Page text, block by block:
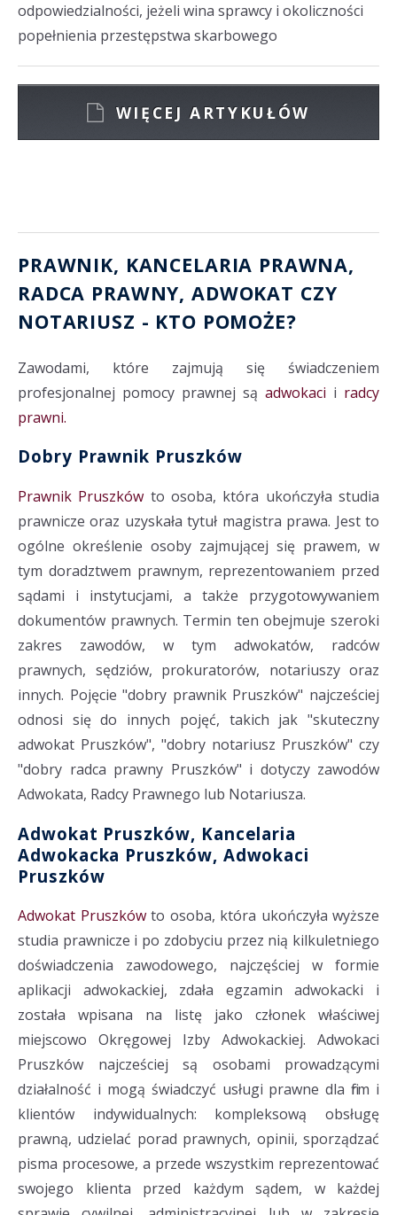
odpowiedzialności, jeżeli wina sprawcy i okoliczności
popełnienia przestępstwa skarbowego
WIĘCEJ ARTYKUŁÓW
PRAWNIK, KANCELARIA PRAWNA,
RADCA PRAWNY, ADWOKAT CZY
NOTARIUSZ - KTO POMOŻE?
Zawodami, które zajmują się świadczeniem
profesjonalnej pomocy prawnej są adwokaci i radcy
prawni.
Dobry Prawnik Pruszków
Prawnik Pruszków to osoba, która ukończyła studia
prawnicze oraz uzyskała tytuł magistra prawa. Jest to
ogólne określenie osoby zajmującej się prawem, w
tym doradztwem prawnym, reprezentowaniem przed
sądami i instytucjami, a także przygotowywaniem
dokumentów prawnych. Termin ten obejmuje szeroki
zakres zawodów, w tym adwokatów, radców
prawnych, sędziów, prokuratorów, notariuszy oraz
innych. Pojęcie "dobry prawnik Pruszków" najcześciej
odnosi się do innych pojęć, takich jak "skuteczny
adwokat Pruszków", "dobry notariusz Pruszków" czy
"dobry radca prawny Pruszków" i dotyczy zawodów
Adwokata, Radcy Prawnego lub Notariusza.
Adwokat Pruszków, Kancelaria
Adwokacka Pruszków, Adwokaci
Pruszków
Adwokat Pruszkówto osoba, która ukończyła wyższe
studia prawnicze i po zdobyciu przez nią kilkuletniego
doświadczenia zawodowego, najczęściej w formie
aplikacji adwokackiej, zdała egzamin adwokacki i
została wpisana na listę jako członek właściwej
miejscowo Okręgowej Izby Adwokackiej. Adwokaci
Pruszków najcześciej są osobami prowadzącymi
działalność i mogą świadczyć usługi prawne dla firm i
klientów indywidualnych: kompleksową obsługę
prawną, udzielać porad prawnych, opinii, sporządzać
pisma procesowe, a przede wszystkim reprezentować
swojego klienta przed każdym sądem, w każdej